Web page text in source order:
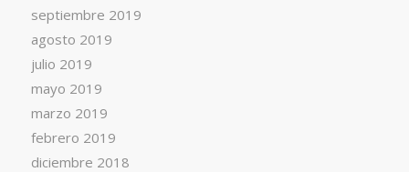
septiembre 2019
agosto 2019
julio 2019
mayo 2019
marzo 2019
febrero 2019
diciembre 2018